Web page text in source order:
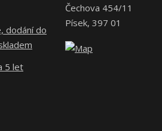
dodání do
5 let
Čechova 454/11
Písek, 397 01